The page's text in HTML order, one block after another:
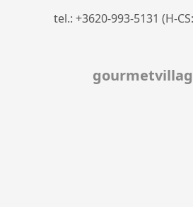
tel.: +3620-993-5131 (H-